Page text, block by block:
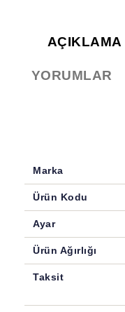
AÇIKLAMA
YORUMLAR
Marka
Ürün Kodu
Ayar
Ürün Ağırlığı
Taksit